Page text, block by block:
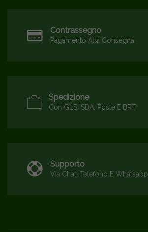
Contrassegno
Pagamento Alla Consegna
Spedizione
Con GLS, SDA, Poste E BRT
Supporto
Via Chat, Telefono E Whatsapp